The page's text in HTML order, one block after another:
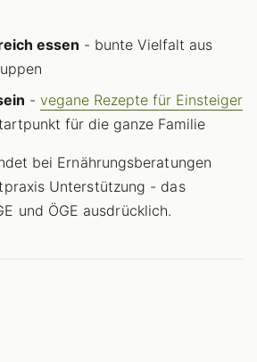
essen - bunte Vielfalt aus
- vegane Rezepte für Einsteiger
für die ganze Familie
bei Ernährungsberatungen
Unterstützung - das
und ÖGE ausdrücklich.